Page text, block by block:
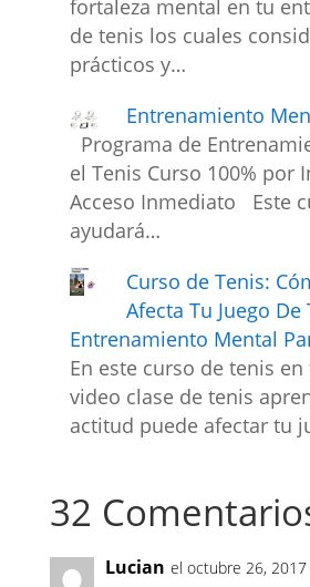
fortaleza mental en tu
de tenis los cuales
prácticos y…
Entrenamiento
Programa de
el Tenis Curso 100% por
Acceso Inmediato Este
ayudará…
Curso de Tenis:
Afecta Tu Juego De
Entrenamiento Mental
En este curso de tenis
video clase de tenis
actitud puede afectar tu
32
Lucian el octubre 26,